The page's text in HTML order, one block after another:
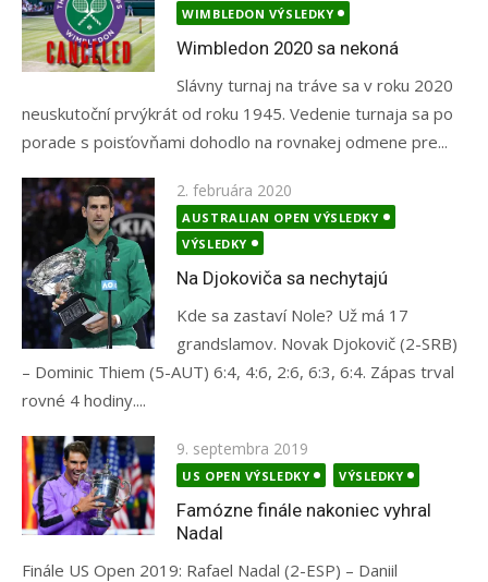
on
WIMBLEDON VÝSLEDKY
Wimbledon 2020 sa nekoná
Slávny turnaj na tráve sa v roku 2020
neuskutoční prvýkrát od roku 1945. Vedenie turnaja sa po
porade s poisťovňami dohodlo na rovnakej odmene pre...
Posted
on
2. februára 2020
AUSTRALIAN OPEN VÝSLEDKY
VÝSLEDKY
Na Djokoviča sa nechytajú
Kde sa zastaví Nole? Už má 17
grandslamov. Novak Djokovič (2-SRB)
– Dominic Thiem (5-AUT) 6:4, 4:6, 2:6, 6:3, 6:4. Zápas trval
rovné 4 hodiny....
Posted
on
9. septembra 2019
US OPEN VÝSLEDKY VÝSLEDKY
Famózne finále nakoniec vyhral
Nadal
Finále US Open 2019: Rafael Nadal (2-ESP) – Daniil